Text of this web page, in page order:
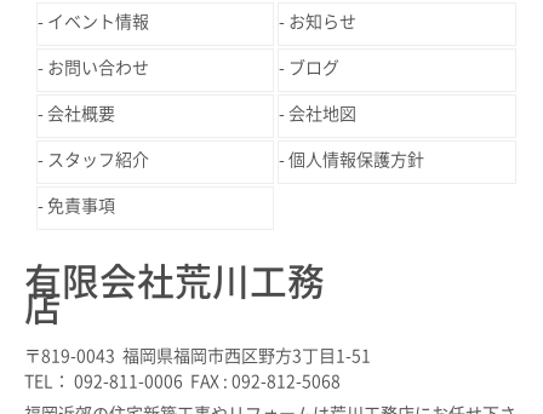
イベント情報 お知らせ
お問い合わせ ブログ
会社概要 会社地図
スタッフ紹介 個人情報保護方針
免責事項
有限会社荒川工務
店
〒819-0043 福岡県福岡市西区野方3丁目1-51
TEL： 092-811-0006 FAX : 092-812-5068